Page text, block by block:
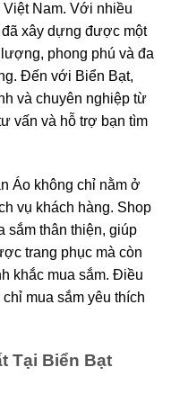
Nam. Với nhiều
xây dựng được một
phong phú và đa
Đến với Biển Bạt,
và chuyên nghiệp từ
vấn và hỗ trợ bạn tìm
Áo không chỉ nằm ở
vụ khách hàng. Shop
sắm thân thiện, giúp
trang phục mà còn
khắc mua sắm. Điều
mua sắm yêu thích
Tại Biển Bạt